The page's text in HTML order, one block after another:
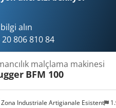
Amberf
alın
20 806 810 84
Zona Industriale Artigianale Esistent
malçlama makinesi
BFM 100